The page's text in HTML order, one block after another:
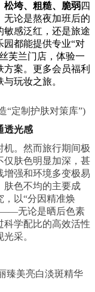
松垮、粗糙、脆弱四
无论是熬夜加班后的
敏感泛红，还是旅途
都能提供专业“对
芙兰门店，体验一
案。更多会员福利
玩妆之旅。
“定制护肤对策库”)
透光感
机。然而旅行期间极
肤色明显加深，甚
增强和环境多变极易
肤色不均的主要成
，以“分因精准焕
——无论是晒后色素
科学配比的高效活性
采。
臻美亮白淡斑精华